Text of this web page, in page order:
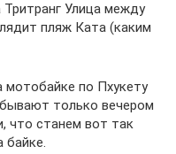
Улица между
пляж Ката (каким
мотобайке по Пхукету
только вечером
что станем вот так
байке.